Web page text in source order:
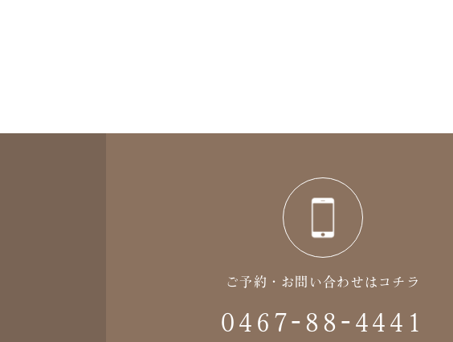
ご予約・お問い合わせはコチラ
0467-88-4441